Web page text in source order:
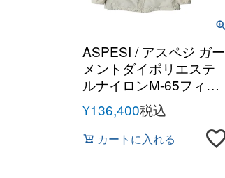
ASPESI / アスペジ ガー
メントダイポリエステ
ルナイロンM-65フィー
ルドジャケット
GIUBBOTTO 65
REPLICA/4II721F973
¥136,400税込
カートに入れる